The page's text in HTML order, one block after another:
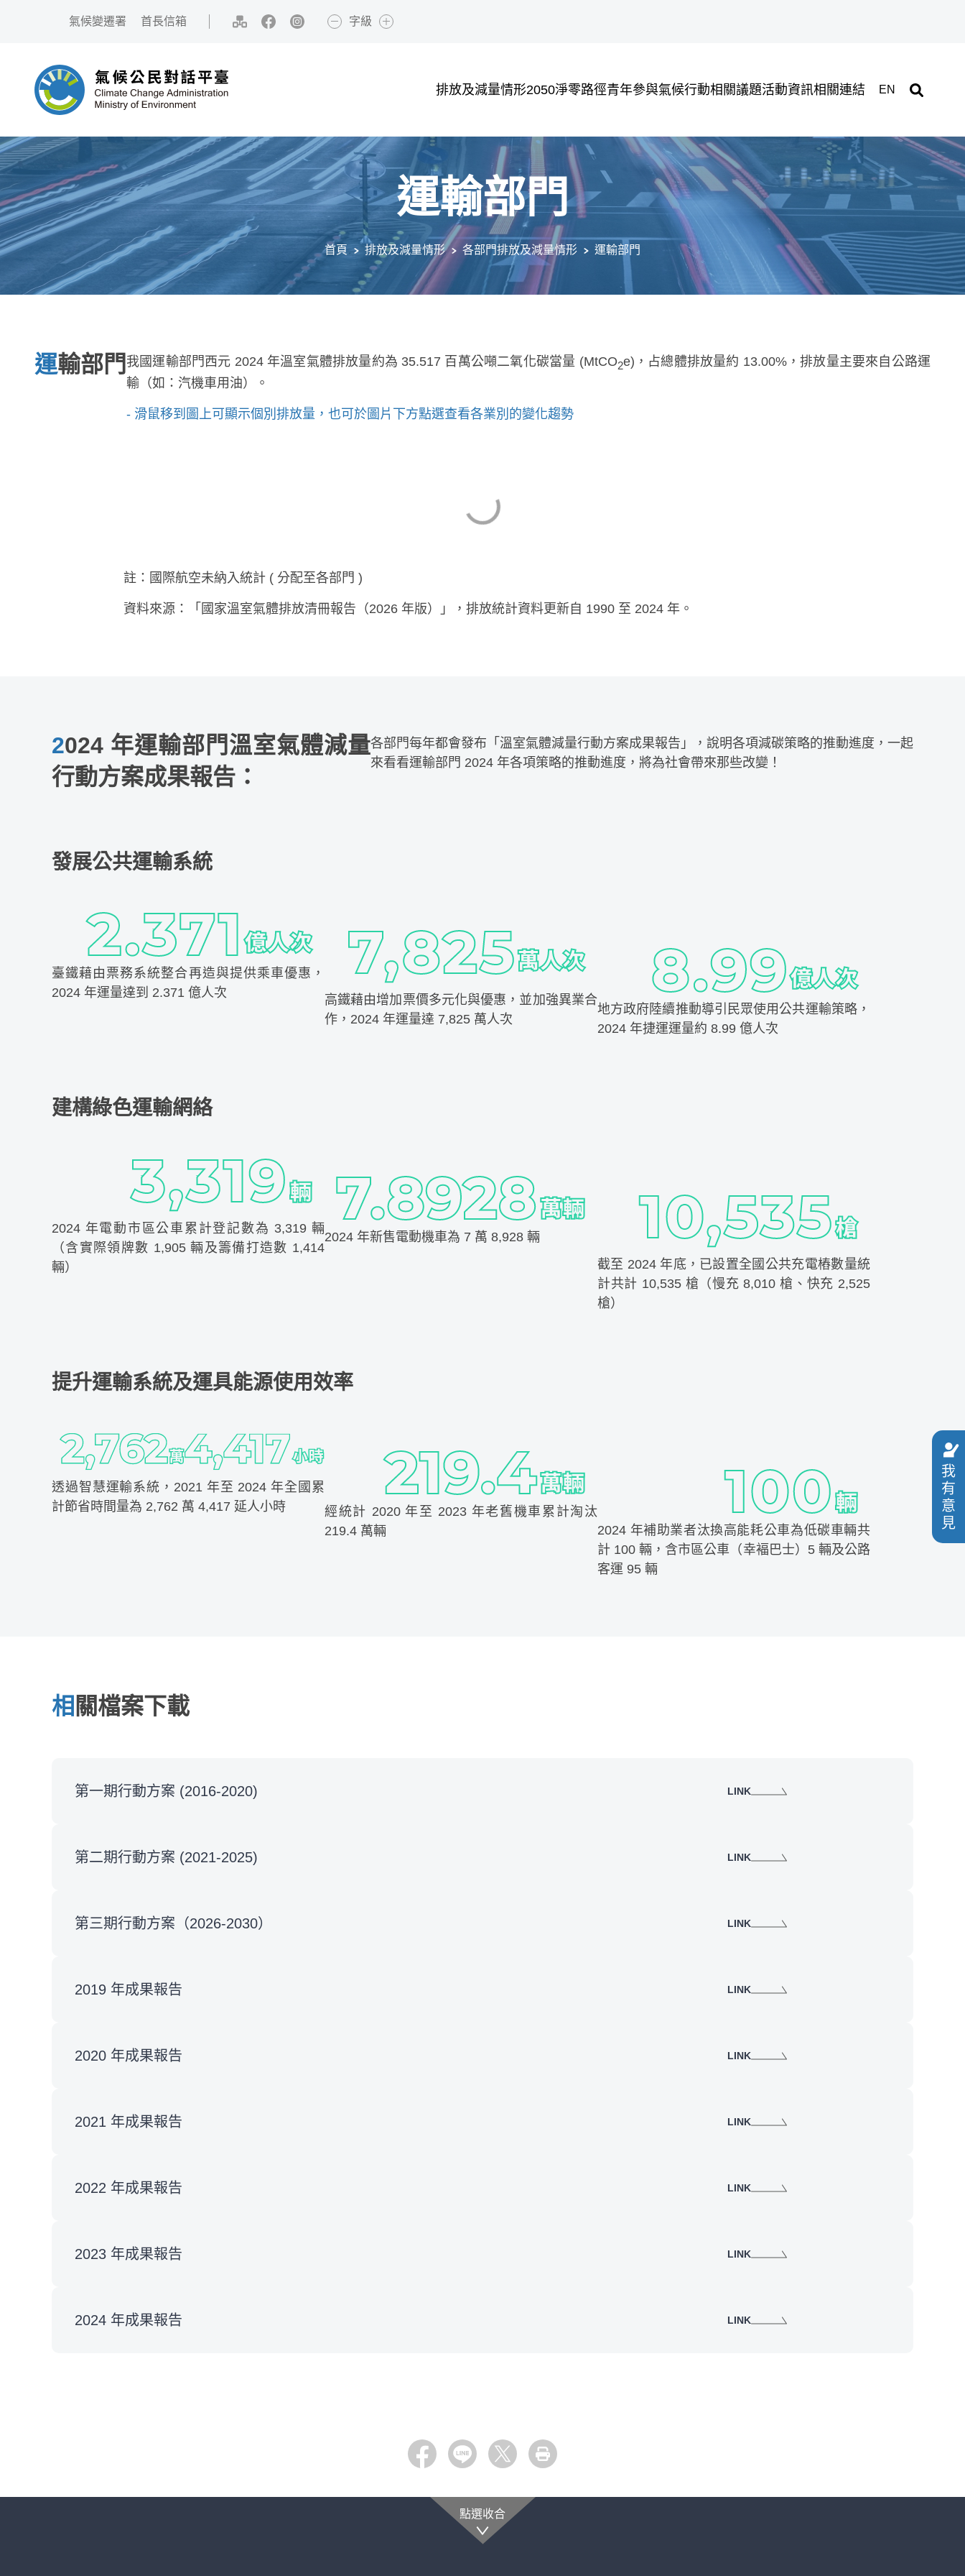
氣候變遷署
首長信箱
字級
小字級 大字級
排放及減量情形2050淨零路徑青年參與氣候行動相關議題活動資訊相關連結
EN
運輸部門
首頁 排放及減量情形 各部門排放及減量情形 運輸部門
運輸部門 我國運輸部門西元 2024 年溫室氣體排放量約為 35.517 百萬公噸二氧化碳當量 (MtCO2e)，占總體排放量約 13.00%，排放量主要來自公路運
輸（如：汽機車用油）。
- 滑鼠移到圖上可顯示個別排放量，也可於圖片下方點選查看各業別的變化趨勢
註：國際航空未納入統計 ( 分配至各部門 )
資料來源：「國家溫室氣體排放清冊報告（2026 年版）」，排放統計資料更新自 1990 至 2024 年。
2024 年運輸部門溫室氣體減量
行動方案成果報告：
各部門每年都會發布「溫室氣體減量行動方案成果報告」，說明各項減碳策略的推動進度，一起
來看看運輸部門 2024 年各項策略的推動進度，將為社會帶來那些改變！
發展公共運輸系統
臺鐵藉由票務系統整合再造與提供乘車優惠，
2024 年運量達到 2.371 億人次
高鐵藉由增加票價多元化與優惠，並加強異業合
作，2024 年運量達 7,825 萬人次
地方政府陸續推動導引民眾使用公共運輸策略，
2024 年捷運運量約 8.99 億人次
建構綠色運輸網絡
2024 年電動市區公車累計登記數為 3,319 輛
（含實際領牌數 1,905 輛及籌備打造數 1,414
輛）
2024 年新售電動機車為 7 萬 8,928 輛
截至 2024 年底，已設置全國公共充電樁數量統
計共計 10,535 槍（慢充 8,010 槍、快充 2,525
槍）
提升運輸系統及運具能源使用效率
透過智慧運輸系統，2021 年至 2024 年全國累
計節省時間量為 2,762 萬 4,417 延人小時
經統計 2020 年至 2023 年老舊機車累計淘汰
219.4 萬輛
2024 年補助業者汰換高能耗公車為低碳車輛共
計 100 輛，含市區公車（幸褔巴士）5 輛及公路
客運 95 輛
相關檔案下載
第一期行動方案 (2016-2020) LINK
第二期行動方案 (2021-2025) LINK
第三期行動方案（2026-2030） LINK
2019 年成果報告 LINK
2020 年成果報告 LINK
2021 年成果報告 LINK
2022 年成果報告 LINK
2023 年成果報告 LINK
2024 年成果報告 LINK
點選收合
我
有
意
見